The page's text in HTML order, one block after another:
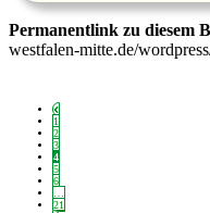
Permanentlink zu diesem
westfalen-mitte.de/
1
2
3
4
5
6
…
21